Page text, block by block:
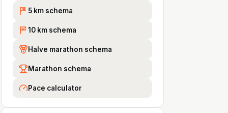
5K 5 km schema
10 10 km schema
Halve marathon schema
Marathon schema
Pace calculator